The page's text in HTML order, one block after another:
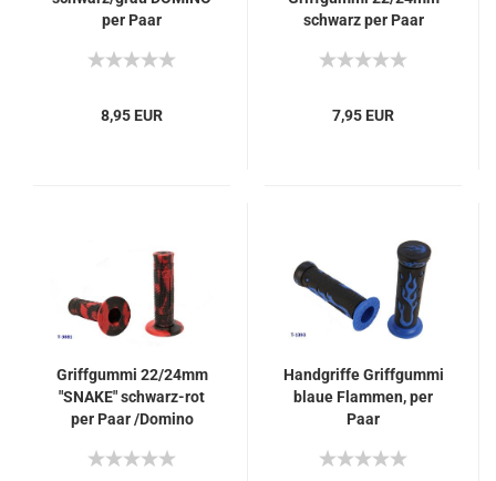
per Paar
8,95 EUR
schwarz per Paar
7,95 EUR
Griffgummi 22/24mm
"SNAKE" schwarz-rot
per Paar /Domino
Handgriffe Griffgummi
blaue Flammen, per
Paar